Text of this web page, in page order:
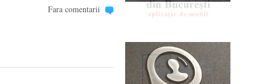
Fara comentarii